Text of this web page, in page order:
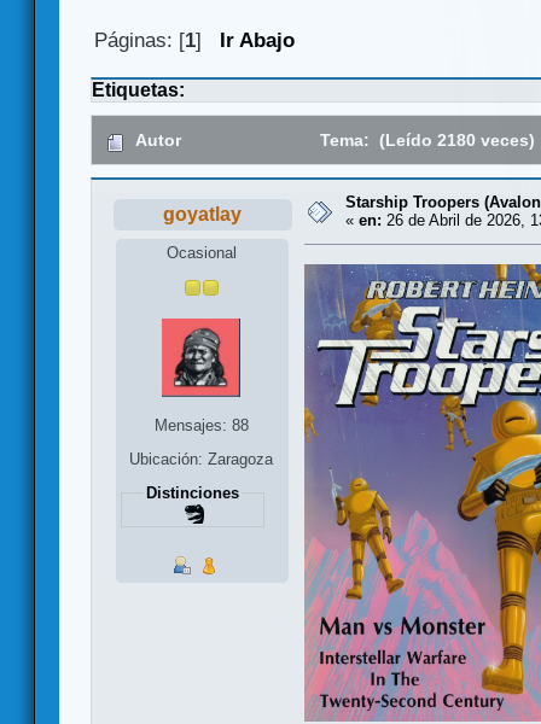
Páginas: [1] Ir Abajo
Etiquetas:
Autor Tema: (Leído 2180 veces)
goyatlay
Ocasional
Mensajes: 88
Ubicación: Zaragoza
Distinciones
Starship Troopers
« en: 26 de Abril de 2026,